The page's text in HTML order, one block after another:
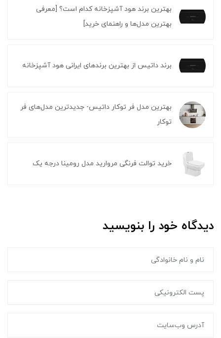
بهترین برند هود آشپزخانه کدام است؟ [معرفی
بهترین مدل‌ها و راهنمای خرید]
برند داتیس از بهترین برندهای ایرانی هود آشپزخانه
بهترین مدل فر توکار داتیس- جدیدترین مدل‌های فر
توکار
خرید توالت فرنگی مروارید مدل رومینا درجه یک
دیدگاه خود را بنویسید